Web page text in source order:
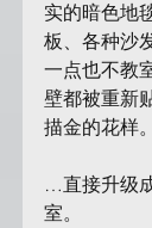
实的暗色地
板、各种沙
一点也不教
壁都被重新
描金的花样。
…直接升级
室。